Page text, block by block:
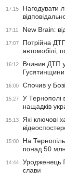
17:15
Нагодувати
17:11 New Brain:
17:07
Потрійна
автомобілі,
16:12
Вчинив ДТП у
16:00 Спочив у
15:27
У Тернополі
нащадків
15:13
Які ключові
15:00
На
понад 50
14:44
Уродженець
слави